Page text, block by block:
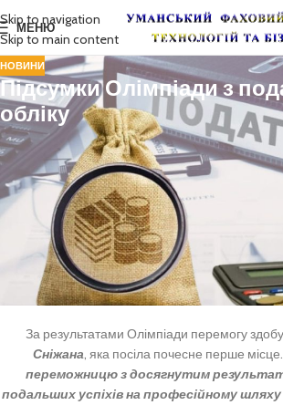
Skip to navigation
Skip to main content
МЕНЮ
НОВИНИ
Підсумки Олімпіади з
обліку
Протягом останнього залікового тижня серед
спеціальності «Облік і оподаткування» пройшла
податкового обліку. Учасників чекали цікаві,
обмеженим часом на виконання.
Використовуючи унікальні можливості
навчання Kahoot, конкурсанти
теоретичних знань, практичних
сформовані hard та soft skills.
За результатами Олімпіади перемогу
Сніжана, яка посіла почесне перше місце.
переможницю з досягнутим
подальших успіхів на професійному